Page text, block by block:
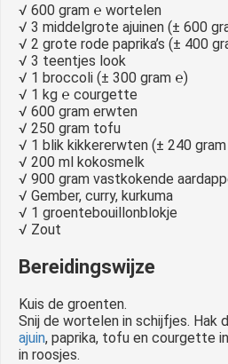
√ 600 gram ℮ wortelen
√ 3 middelgrote ajuinen (± 600
√ 2 grote rode paprika’s (± 400
√ 3 teentjes look
√ 1 broccoli (± 300 gram ℮)
√ 1 kg ℮ courgette
√ 600 gram erwten
√ 250 gram tofu
√ 1 blik kikkererwten (± 240
√ 200 ml kokosmelk
√ 900 gram vastkokende
√ Gember, curry, kurkuma
√ 1 groentebouillonblokje
√ Zout
Bereidingswijze
Kuis de groenten.
Snij de wortelen in schijfjes. Hak
ajuin, paprika, tofu en courgette
in roosjes.